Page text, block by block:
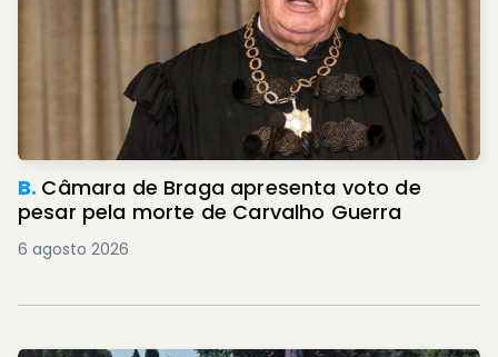
B. Câmara de Braga apresenta voto de
pesar pela morte de Carvalho Guerra
6 agosto 2026